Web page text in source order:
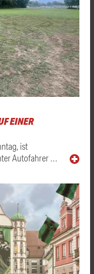
EINER
ist
Autofahrer …